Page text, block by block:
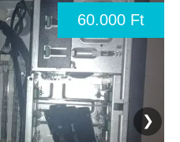
60.000 Ft
❯